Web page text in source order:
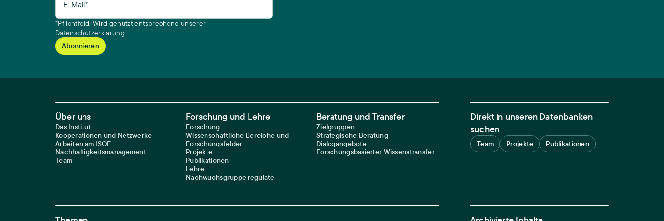
E-Mail*
*Pflichtfeld. Wird genutzt entsprechend unserer
Datenschutzerklärung.
Footer Main Navigation
Über uns
Das Institut
Kooperationen und Netzwerke
Arbeiten am ISOE
Nachhaltigkeitsmanagement
Team
Forschung und Lehre
Forschung
Wissenschaftliche Bereiche und
Forschungsfelder
Projekte
Publikationen
Lehre
Nachwuchsgruppe regulate
Beratung und Transfer
Zielgruppen
Strategische Beratung
Dialogangebote
Forschungsbasierter Wissenstransfer
Direkt in unseren Datenbanken
suchen
Team Projekte Publikationen